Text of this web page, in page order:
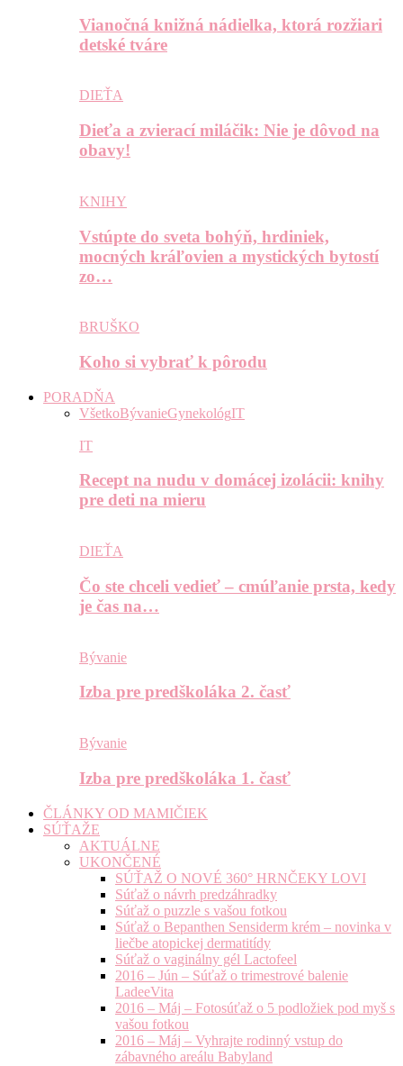
Vianočná knižná nádielka, ktorá rozžiari
detské tváre
DIEŤA
Dieťa a zvierací miláčik: Nie je dôvod na
obavy!
KNIHY
Vstúpte do sveta bohýň, hrdiniek,
mocných kráľovien a mystických bytostí
zo…
BRUŠKO
Koho si vybrať k pôrodu
PORADŇA
VšetkoBývanieGynekológIT
IT
Recept na nudu v domácej izolácii: knihy
pre deti na mieru
DIEŤA
Čo ste chceli vedieť – cmúľanie prsta, kedy
je čas na…
Bývanie
Izba pre predškoláka 2. časť
Bývanie
Izba pre predškoláka 1. časť
ČLÁNKY OD MAMIČIEK
SÚŤAŽE
AKTUÁLNE
UKONČENÉ
SÚŤAŽ O NOVÉ 360° HRNČEKY LOVI
Súťaž o návrh predzáhradky
Súťaž o puzzle s vašou fotkou
Súťaž o Bepanthen Sensiderm krém – novinka v
liečbe atopickej dermatitídy
Súťaž o vaginálny gél Lactofeel
2016 – Jún – Súťaž o trimestrové balenie
LadeeVita
2016 – Máj – Fotosúťaž o 5 podložiek pod myš s
vašou fotkou
2016 – Máj – Vyhrajte rodinný vstup do
zábavného areálu Babyland